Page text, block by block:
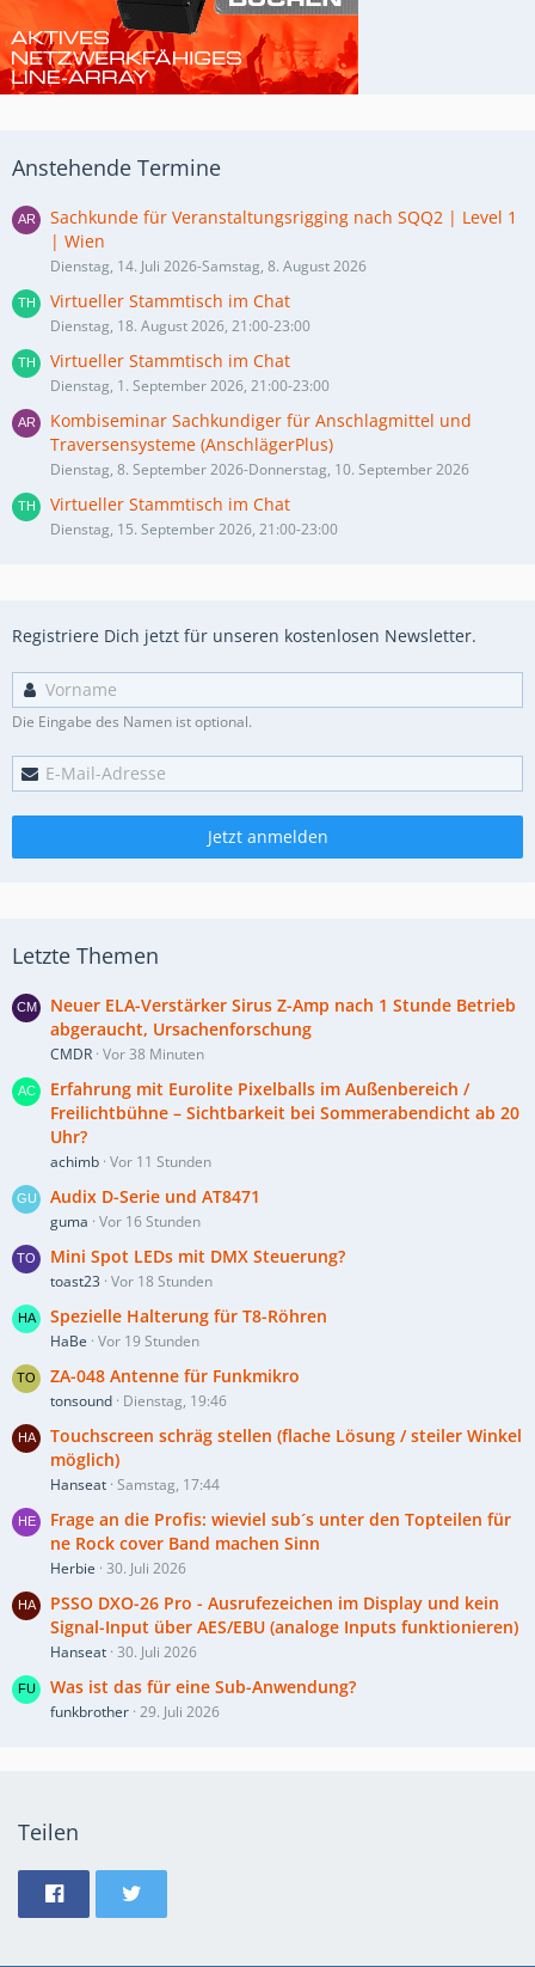
Anstehende Termine
Sachkunde für Veranstaltungsrigging nach SQQ2 | Level 1
| Wien
Dienstag, 14. Juli 2026-Samstag, 8. August 2026
Virtueller Stammtisch im Chat
Dienstag, 18. August 2026, 21:00-23:00
Virtueller Stammtisch im Chat
Dienstag, 1. September 2026, 21:00-23:00
Kombiseminar Sachkundiger für Anschlagmittel und
Traversensysteme (AnschlägerPlus)
Dienstag, 8. September 2026-Donnerstag, 10. September 2026
Virtueller Stammtisch im Chat
Dienstag, 15. September 2026, 21:00-23:00
Registriere Dich jetzt für unseren kostenlosen Newsletter.
Die Eingabe des Namen ist optional.
Jetzt anmelden
Letzte Themen
Neuer ELA-Verstärker Sirus Z-Amp nach 1 Stunde Betrieb
abgeraucht, Ursachenforschung
CMDR Vor 38 Minuten
Erfahrung mit Eurolite Pixelballs im Außenbereich /
Freilichtbühne – Sichtbarkeit bei Sommerabendicht ab 20
Uhr?
achimb Vor 11 Stunden
Audix D-Serie und AT8471
guma Vor 16 Stunden
Mini Spot LEDs mit DMX Steuerung?
toast23 Vor 18 Stunden
Spezielle Halterung für T8-Röhren
HaBe Vor 19 Stunden
ZA-048 Antenne für Funkmikro
tonsound Dienstag, 19:46
Touchscreen schräg stellen (flache Lösung / steiler Winkel
möglich)
Hanseat Samstag, 17:44
Frage an die Profis: wieviel sub´s unter den Topteilen für
ne Rock cover Band machen Sinn
Herbie 30. Juli 2026
PSSO DXO-26 Pro - Ausrufezeichen im Display und kein
Signal-Input über AES/EBU (analoge Inputs funktionieren)
Hanseat 30. Juli 2026
Was ist das für eine Sub-Anwendung?
funkbrother 29. Juli 2026
Teilen